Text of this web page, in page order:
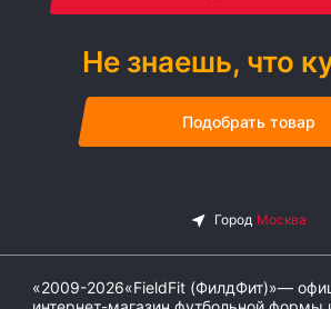
Не знаешь, что
Подобрать товар
«2009-2026«FieldFit (ФилдФит)»—